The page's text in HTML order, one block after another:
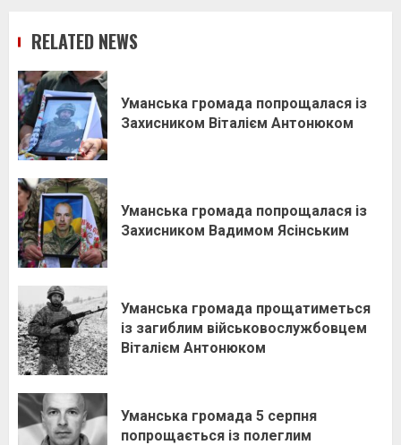
RELATED NEWS
Уманська громада попрощалася із
Захисником Віталієм Антонюком
Уманська громада попрощалася із
Захисником Вадимом Ясінським
Уманська громада прощатиметься
із загиблим військовослужбовцем
Віталієм Антонюком
Уманська громада 5 серпня
попрощається із полеглим